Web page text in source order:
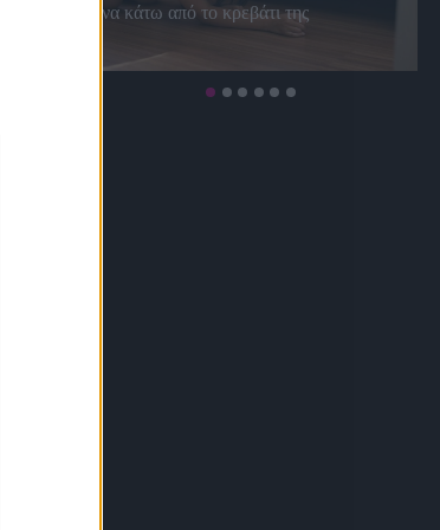
μήνα κάτω από το κρεβάτι της